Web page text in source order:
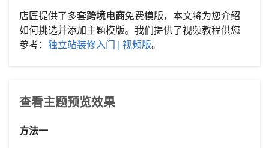
店匠提供了多套跨境电商免费模版，本文将为您介绍
如何挑选并添加主题模版。我们提供了视频教程供您
参考： 独立站装修入门 | 视频版。
查看主题预览效果
方法一